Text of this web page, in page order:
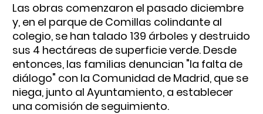
Las obras comenzaron el pasado diciembre
y, en el parque de Comillas colindante al
colegio, se han talado 139 árboles y destruido
sus 4 hectáreas de superficie verde. Desde
entonces, las familias denuncian "la falta de
diálogo" con la Comunidad de Madrid, que se
niega, junto al Ayuntamiento, a establecer
una comisión de seguimiento.